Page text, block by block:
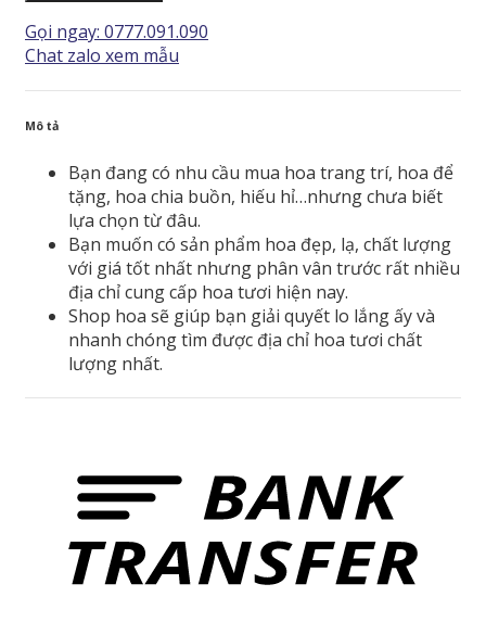
-
Phấn
KT078
lượng
Gọi ngay: 0777.091.090
Chat zalo xem mẫu
Mô tả
Bạn đang có nhu cầu mua hoa trang trí, hoa để
tặng, hoa chia buồn, hiếu hỉ…nhưng chưa biết
lựa chọn từ đâu.
Bạn muốn có sản phẩm hoa đẹp, lạ, chất lượng
với giá tốt nhất nhưng phân vân trước rất nhiều
địa chỉ cung cấp hoa tươi hiện nay.
Shop hoa sẽ giúp bạn giải quyết lo lắng ấy và
nhanh chóng tìm được địa chỉ hoa tươi chất
lượng nhất.